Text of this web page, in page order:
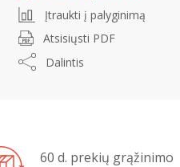
Įtraukti į palyginimą
Atsisiųsti PDF
Dalintis
60 d. prekių grąžinimo